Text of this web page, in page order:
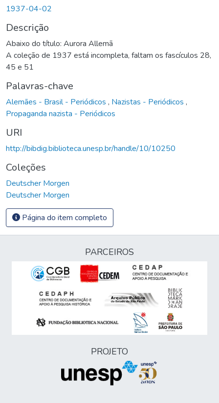
1937-04-02
Descrição
Abaixo do título: Aurora Allemã
A coleção de 1937 está incompleta, faltam os fascículos 28,
45 e 51
Palavras-chave
Alemães - Brasil - Periódicos , Nazistas - Periódicos ,
Propaganda nazista - Periódicos
URI
http://bibdig.biblioteca.unesp.br/handle/10/10250
Coleções
Deutscher Morgen
Deutscher Morgen
Página do item completo
PARCEIROS
PROJETO